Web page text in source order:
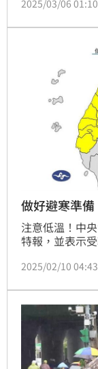
後方兩座冷卻
2025/03/06 01:10
做好避寒準
注意低溫！中
特報，並表示
溫（黃色燈號
2025/02/10 04:43